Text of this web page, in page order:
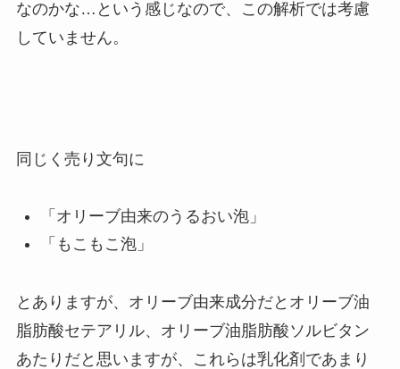
なのかな…という感じなので、この解析では考慮
していません。
同じく売り文句に
「オリーブ由来のうるおい泡」
「もこもこ泡」
とありますが、オリーブ由来成分だとオリーブ油
脂肪酸セテアリル、オリーブ油脂肪酸ソルビタン
あたりだと思いますが、これらは乳化剤であまり